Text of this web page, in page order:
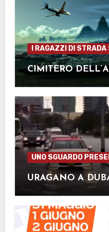
I RAGAZZI DI
CIMITERO
UNO SGUARDO
URAGANO A